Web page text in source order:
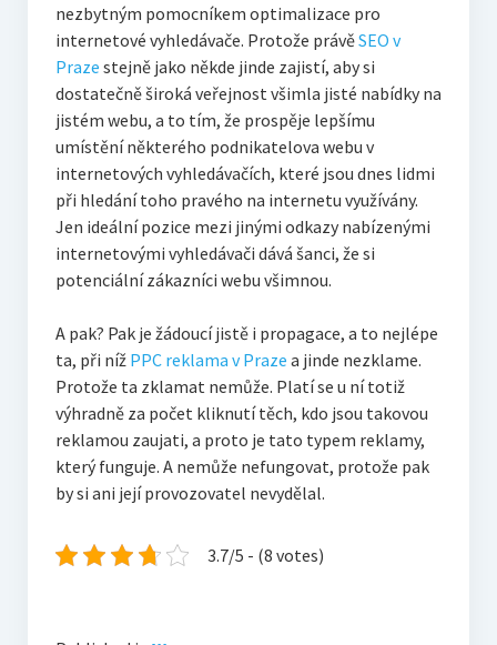
nezbytným pomocníkem optimalizace pro
internetové vyhledávače. Protože právěSEO v
Praze stejně jako někde jinde zajistí, aby si
dostatečně široká veřejnost všimla jisté nabídky na
jistém webu, a to tím, že prospěje lepšímu
umístění některého podnikatelova webu v
internetových vyhledávačích, které jsou dnes lidmi
při hledání toho pravého na internetu využívány.
Jen ideální pozice mezi jinými odkazy nabízenými
internetovými vyhledávači dává šanci, že si
potenciální zákazníci webu všimnou.
A pak? Pak je žádoucí jistě i propagace, a to nejlépe
ta, při níž PPC reklama v Praze a jinde nezklame.
Protože ta zklamat nemůže. Platí se u ní totiž
výhradně za počet kliknutí těch, kdo jsou takovou
reklamou zaujati, a proto je tato typem reklamy,
který funguje. A nemůže nefungovat, protože pak
by si ani její provozovatel nevydělal.
3.7/5 - (8 votes)